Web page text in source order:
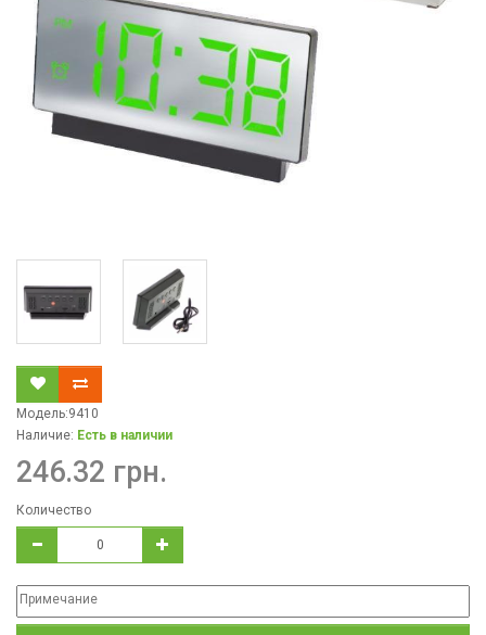
Модель:9410
Наличие: Есть в наличии
246.32 грн.
Количество